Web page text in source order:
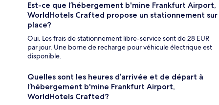
Est-ce que l’hébergement b'mine Frankfurt Airport,
WorldHotels Crafted propose un stationnement sur
place?
Oui. Les frais de stationnement libre-service sont de 28 EUR
par jour. Une borne de recharge pour véhicule électrique est
disponible.
Quelles sont les heures d’arrivée et de départ à
l’hébergement b'mine Frankfurt Airport,
WorldHotels Crafted?